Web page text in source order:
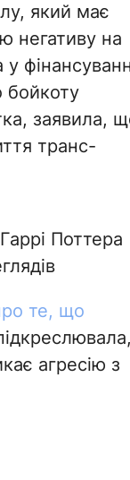
який має
негативу на
бойкоту
заявила,
транс-
Поттера
те, що
агресію з